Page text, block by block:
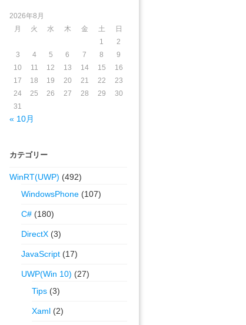
2026年8月
月
火 水 木 金 土
日
1
2
3
4 5 6 7 8
9
10
11 12 13 14 15
16
17
18 19 20 21 22
23
24
25 26 27 28 29
30
31
« 10月
カテゴリー
WinRT(UWP) (492)
WindowsPhone (107)
C# (180)
DirectX (3)
JavaScript (17)
UWP(Win 10) (27)
Tips (3)
Xaml (2)